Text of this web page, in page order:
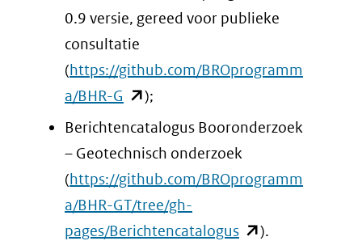
0.9 versie, gereed voor publieke
consultatie
(https://github.com/BROprogramm
a/BHR-G (opent
in
nieuw
venster)
(verwijst
naar
);
Berichtencatalogus Booronderzoek
– Geotechnisch onderzoek
(https://github.com/BROprogramm
a/BHR-GT/tree/gh-
pages/Berichtencatalogus(opent
).